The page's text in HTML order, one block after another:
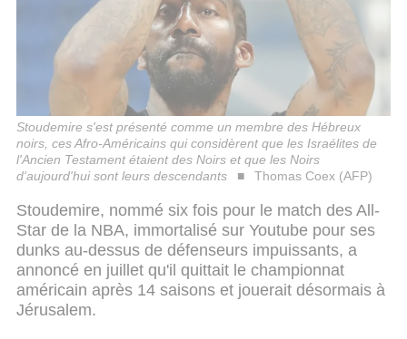
Stoudemire s'est présenté comme un membre des Hébreux
noirs, ces Afro-Américains qui considèrent que les Israélites de
l'Ancien Testament étaient des Noirs et que les Noirs
d'aujourd'hui sont leurs descendants
Thomas Coex (AFP)
Stoudemire, nommé six fois pour le match des All-
Star de la NBA, immortalisé sur Youtube pour ses
dunks au-dessus de défenseurs impuissants, a
annoncé en juillet qu'il quittait le championnat
américain après 14 saisons et jouerait désormais à
Jérusalem.